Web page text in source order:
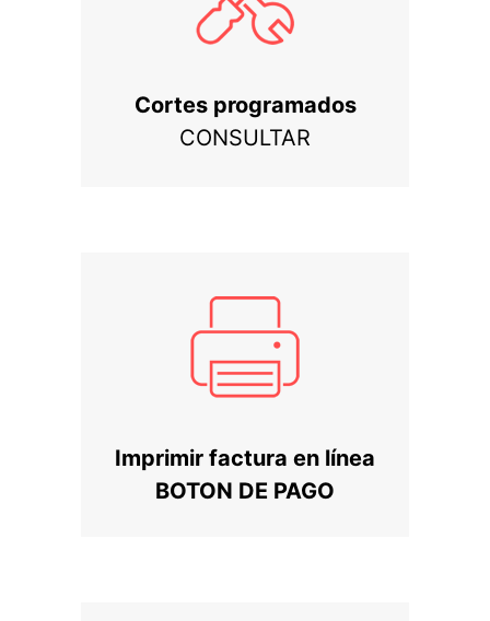
Cortes programados
CONSULTAR
Imprimir factura en línea
BOTON DE PAGO